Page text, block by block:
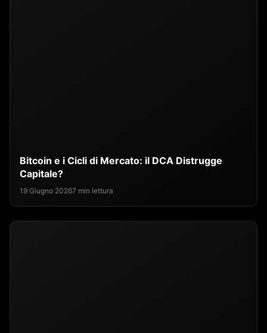
Bitcoin e i Cicli di Mercato: il DCA Distrugge
Capitale?
19 Giugno 20267 min lettura